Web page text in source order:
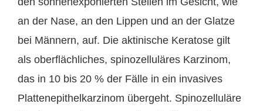
an der Nase, an den Lippen und an der Glatze
bei Männern, auf. Die aktinische Keratose gilt
als oberflächliches, spinozelluläres Karzinom,
das in 10 bis 20 % der Fälle in ein invasives
Plattenepithelkarzinom übergeht. Spinozelluläre